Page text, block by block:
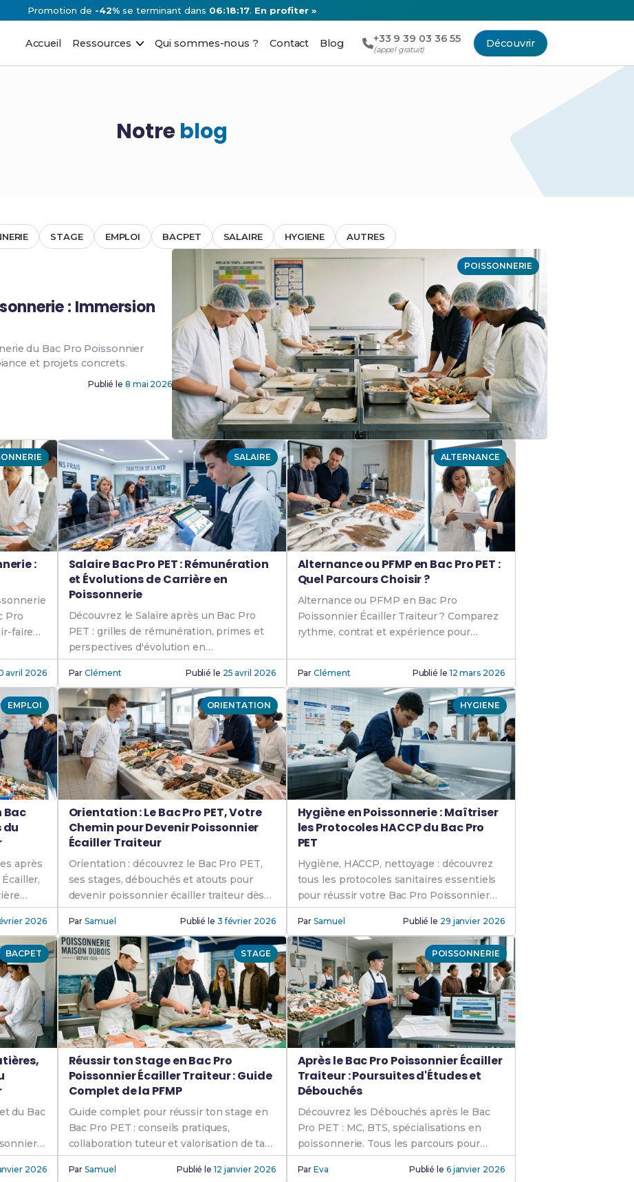
Promotion de -42%se terminant dans 06:18:16. En profiter »
Accueil Ressources Qui sommes-nous ? Contact Blog +33 9 39 03 36 55
(appel gratuit)
Découvrir
Notreblog
STAGE EMPLOI BACPET SALAIRE HYGIENE AUTRES
: Immersion
du Bac Pro Poissonnier
et projets concrets.
Publié le 8 mai 2026
POISSONNERIE
:
Pro
faire
avril 2026
SALAIRE
Salaire Bac Pro PET : Rémunération
et Évolutions de Carrière en
Poissonnerie
Découvrez le Salaire après un Bac Pro
PET : grilles de rémunération, primes et
perspectives d'évolution en
poissonnerie-traiteur.
ParClément Publié le 25 avril 2026
ALTERNANCE
Alternance ou PFMP en Bac Pro PET :
Quel Parcours Choisir ?
Alternance ou PFMP en Bac Pro
Poissonnier Écailler Traiteur ? Comparez
rythme, contrat et expérience pour
ParClément Publié le 12 mars 2026
EMPLOI
Bac
du
après
2026
ORIENTATION
Orientation : Le Bac Pro PET, Votre
Chemin pour Devenir Poissonnier
Écailler Traiteur
Orientation : découvrez le Bac Pro PET,
ses stages, débouchés et atouts pour
devenir poissonnier écailler traiteur dès
le lycée.
ParSamuel Publié le 3 février 2026
HYGIENE
Hygiène en Poissonnerie : Maîtriser
les Protocoles HACCP du Bac Pro
PET
Hygiène, HACCP, nettoyage : découvrez
tous les protocoles sanitaires essentiels
pour réussir votre Bac Pro Poissonnier
Écailler Traiteur.
ParSamuel Publié le 29 janvier 2026
BACPET
du Bac
2026
STAGE
Réussir ton Stage en Bac Pro
Poissonnier Écailler Traiteur : Guide
Complet de la PFMP
Guide complet pour réussir ton stage en
Bac Pro PET : conseils pratiques,
collaboration tuteur et valorisation de ta
PFMP en poissonnerie.
ParSamuel Publié le 12 janvier 2026
POISSONNERIE
Après le Bac Pro Poissonnier Écailler
Traiteur : Poursuites d'Études et
Débouchés
Découvrez les Débouchés après le Bac
Pro PET : MC, BTS, spécialisations en
poissonnerie. Tous les parcours pour
progresser dans votre carrière.
ParEva Publié le 6 janvier 2026